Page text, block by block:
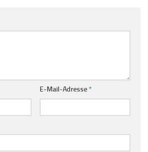
E-Mail-Adresse*